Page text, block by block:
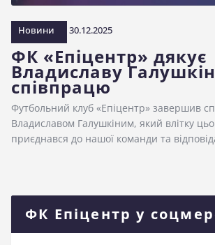
Новини 30.12.2025
ФК «Епіцентр» дякує
Владиславу
співпрацю
Футбольний клуб «Епіцентр» завершив
Владиславом Галушкіним, який влітку
приєднався до нашої команди та
ФК Епіцентр у